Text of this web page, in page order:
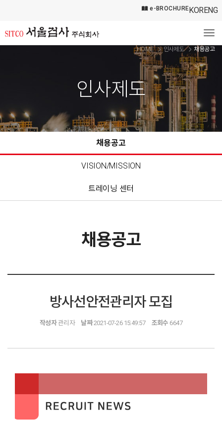
e-BROCHUREKORENG
인사제도
HOME 인사제도 채용공고
채용공고
VISION/MISSION
트레이닝 센터
채용공고
방사선안전관리자 모집
작성자관리자 날짜2021-07-26 15:49:57 조회수 6647